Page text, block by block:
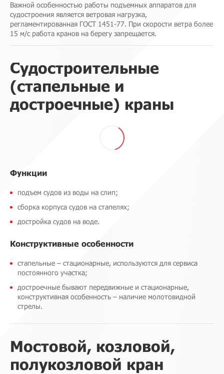
Важной особенностью работы подъемных аппаратов для
судостроения является ветровая нагрузка,
регламентированная ГОСТ 1451-77. При скорости ветра более
15 м/с работа кранов на берегу запрещается.
Судостроительные
(стапельные и
достроечные) краны
Функции
подъем судов из воды на слип;
сборка корпуса судов на стапелях;
достройка судов на воде.
Конструктивные особенности
стапельные – стационарные, используются для сервиса
постоянного участка;
достроечные бывают передвижные и стационарные,
конструктивная особенность – наличие молотовидной
стрелы.
Мостовой, козловой,
полукозловой кран